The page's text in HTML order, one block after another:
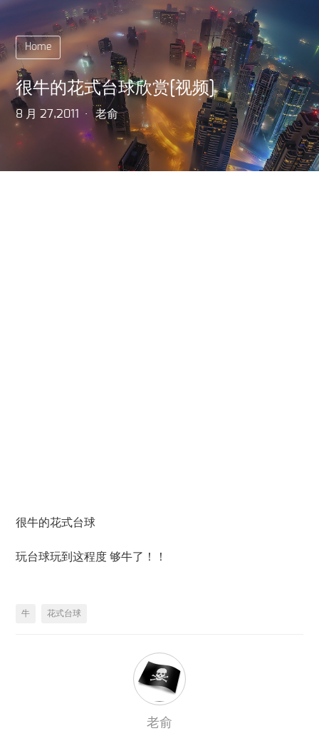
Home
很牛的花式台球欣赏[视频]
8 月 27,2011 老俞
很牛的花式台球
玩台球玩到这程度 够牛了！！
牛 花式台球
老俞